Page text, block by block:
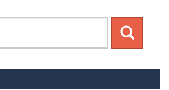
Canais